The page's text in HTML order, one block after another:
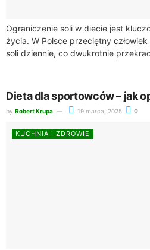
Ograniczenie soli w diecie jest
życia. W Polsce przeciętny
soli dziennie, co dwukrotnie
Dieta dla sportowców – jak
by Robert Krupa 19 marca, 2025 0
KUCHNIA I ZDROWIE